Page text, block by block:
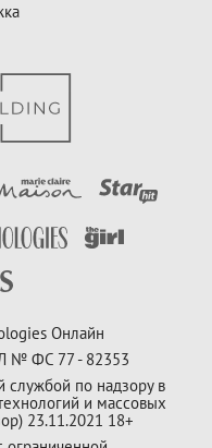
Онлайн
№ ФС 77 - 82353
службой по надзору в
и массовых
23.11.2021 18+